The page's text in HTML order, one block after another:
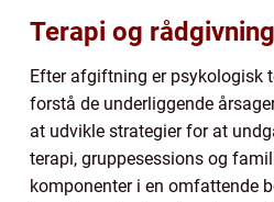
Terapi og rådgivning
Efter afgiftning er psykologisk
forstå de underliggende
at udvikle strategier for at
terapi, gruppesessions og
komponenter i en omfattende